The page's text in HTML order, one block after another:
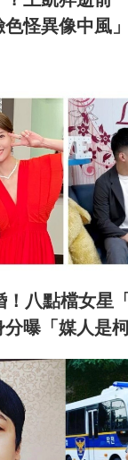
怪異像中風
！八點檔女星
曝「媒人是柯